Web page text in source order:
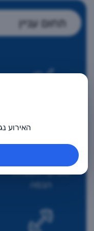
תחום עניין
מוסיקה ואמנויות
הבמה
האירוע